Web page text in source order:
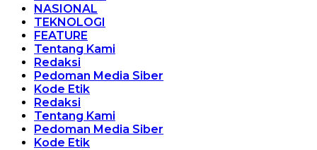
NASIONAL
TEKNOLOGI
FEATURE
Tentang Kami
Redaksi
Pedoman Media Siber
Kode Etik
Redaksi
Tentang Kami
Pedoman Media Siber
Kode Etik